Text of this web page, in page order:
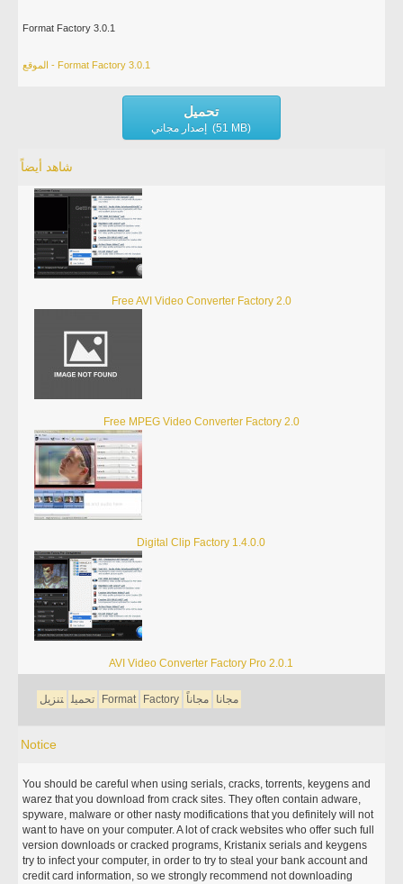
Format Factory 3.0.1
الموقع - Format Factory 3.0.1
تحميل
إصدار مجاني (51 MB)
شاهد أيضاً
Free AVI Video Converter Factory 2.0
Free MPEG Video Converter Factory 2.0
Digital Clip Factory 1.4.0.0
AVI Video Converter Factory Pro 2.0.1
تحميل تنزيل Format Factory مجانا مجاناً
Notice
You should be careful when using serials, cracks, torrents, keygens and
warez that you download from crack sites. They often contain adware,
spyware, malware or other nasty modifications that you definitely will not
want to have on your computer. A lot of crack websites who offer such full
version downloads or cracked programs, Kristanix serials and keygens
try to infect your computer, in order to try to steal your bank account and
credit card information, so we strongly recommend not downloading